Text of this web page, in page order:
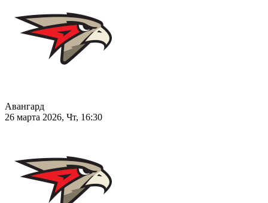
Авангард
26 марта 2026, Чт, 16:30